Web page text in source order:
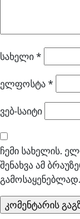
სახელი*
ელფოსტა*
ვებ-საიტი
ჩემი სახელის.
შენახვა ამ
გამოსაყენებლად.